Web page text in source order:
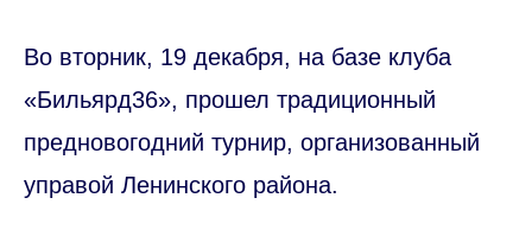
Во вторник, 19 декабря, на базе клуба
«Бильярд36», прошел традиционный
предновогодний турнир, организованный
управой Ленинского района.